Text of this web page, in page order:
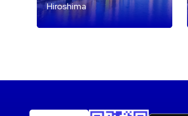
Hiroshima